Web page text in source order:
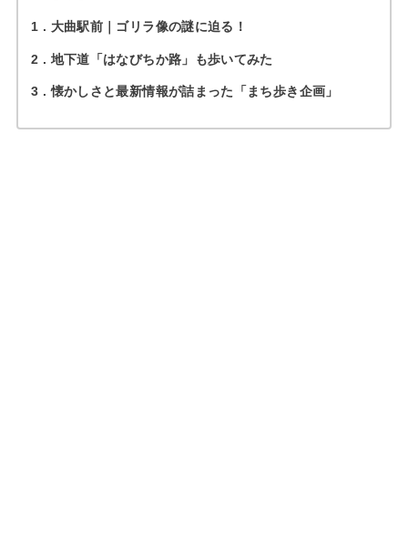
1 大曲駅前｜ゴリラ像の謎に迫る！
2 地下道「はなびちか路」も歩いてみた
3 懐かしさと最新情報が詰まった「まち歩き企画」